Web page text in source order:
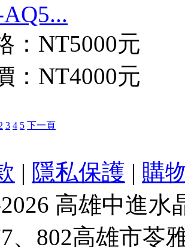
： NT5000元
： NT4000元
3 4 5 下一頁
| 隱私保護 | 購
高雄中進水
、802高雄市苓